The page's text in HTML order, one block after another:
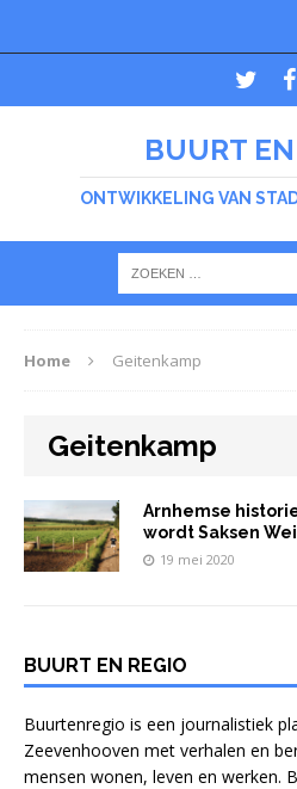
BUURT
ONTWIKKELING VAN
Home Geitenkamp
Geitenkamp
Arnhemse
wordt Saksen
19 mei 2020
BUURT EN REGIO
Buurtenregio is een journalistiek
Zeevenhooven met verhalen en
mensen wonen, leven en werken.